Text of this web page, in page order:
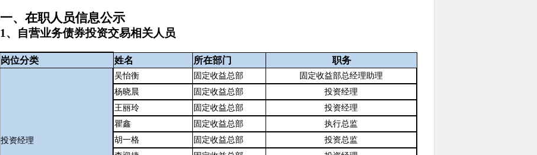
一、在职人员信息公示
1、自营业务债券投资交易相关人员
岗位分类 姓名 所在部门 职务
投资经理
吴怡衡 固定收益总部
固定收益部总经理助理
杨晓晨
固定收益总部
投资经理
王丽玲
固定收益总部
投资经理
瞿鑫
固定收益总部
执行总监
胡一格
固定收益总部
投资总监